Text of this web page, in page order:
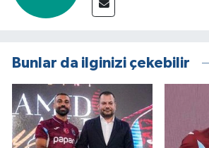
Bunlar da ilginizi çekebilir